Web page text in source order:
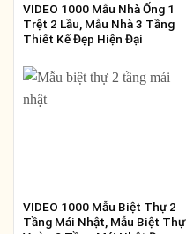
VIDEO 1000 Mẫu Nhà Ống 1
Trệt 2 Lầu, Mẫu Nhà 3 Tầng
Thiết Kế Đẹp Hiện Đại
VIDEO 1000 Mẫu Biệt Thự 2
Tầng Mái Nhật, Mẫu Biệt Thự